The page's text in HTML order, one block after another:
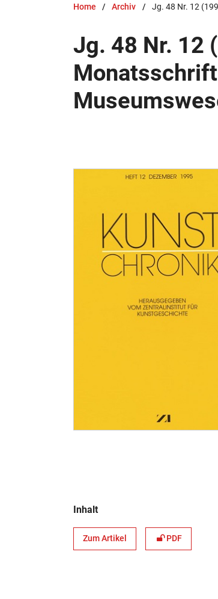
Home / Archiv / Jg. 48 Nr. 12
Jg. 48 Nr. 12
Inhalt
Zum Artikel PDF